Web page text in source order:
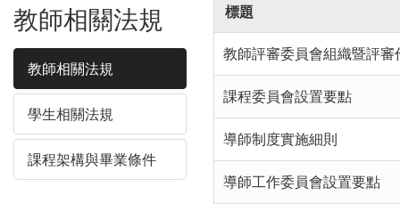
教師相關法規
教師相關法規
學生相關法規
課程架構與畢業條件
標題
教師評審委員會組織暨評審
課程委員會設置要點
導師制度實施細則
導師工作委員會設置要點